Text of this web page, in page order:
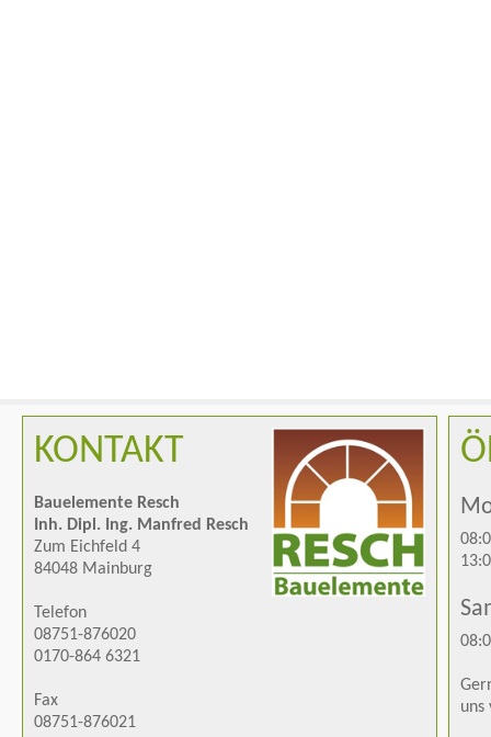
KONTAKT
Bauelemente Resch
Inh. Dipl. Ing. Manfred Resch
Zum Eichfeld 4
84048 Mainburg
Telefon
08751-876020
0170-864 6321
Fax
08751-876021
uns